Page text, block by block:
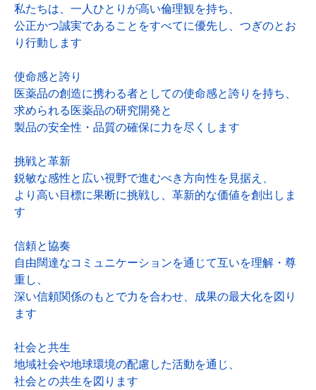
私たちは、一人ひとりが高い倫理観を持ち、
公正かつ誠実であることをすべてに優先し、つぎのとお
り行動します
使命感と誇り
医薬品の創造に携わる者としての使命感と誇りを持ち、
求められる医薬品の研究開発と
製品の安全性・品質の確保に力を尽くします
挑戦と革新
鋭敏な感性と広い視野で進むべき方向性を見据え、
より高い目標に果断に挑戦し、革新的な価値を創出しま
す
信頼と協奏
自由闊達なコミュニケーションを通じて互いを理解・尊
重し、
深い信頼関係のもとで力を合わせ、成果の最大化を図り
ます
社会と共生
地域社会や地球環境の配慮した活動を通じ、
社会との共生を図ります